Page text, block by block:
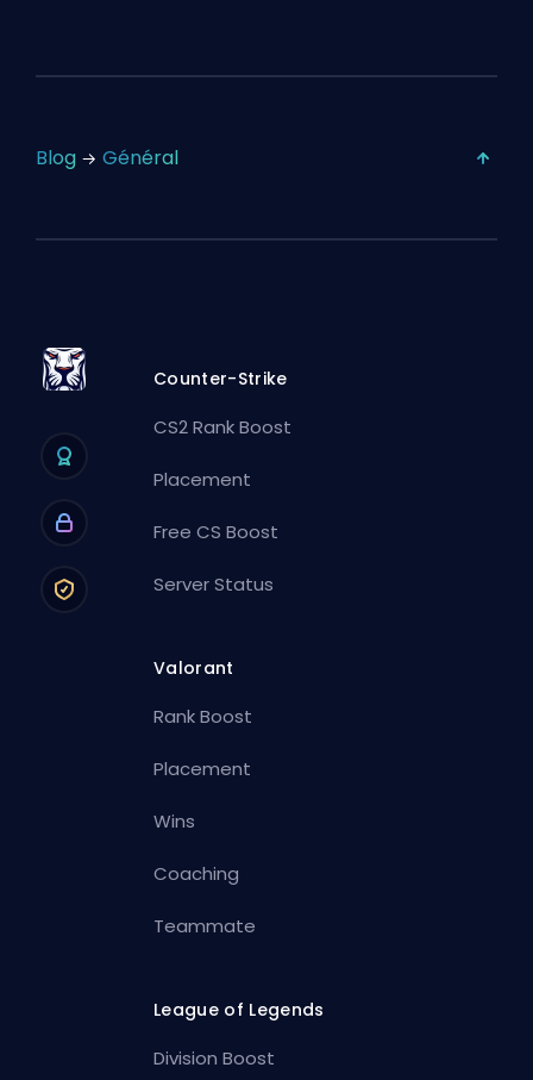
Blog Général
Counter-Strike
CS2 Rank Boost
Placement
Free CS Boost
Server Status
Valorant
Rank Boost
Placement
Wins
Coaching
Teammate
League of Legends
Division Boost